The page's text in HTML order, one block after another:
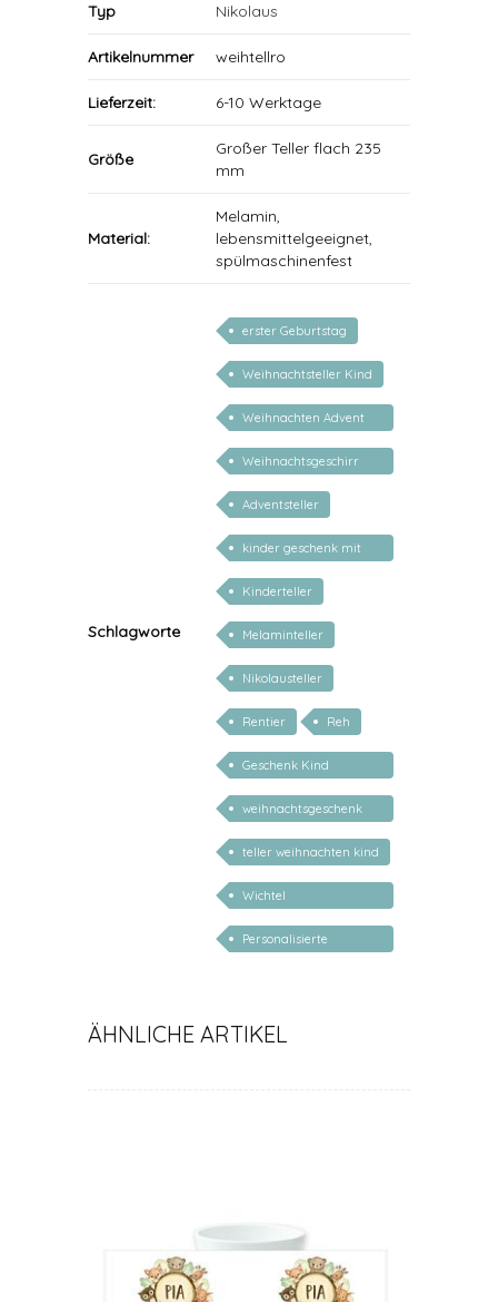
Typ Nikolaus
Artikelnummer weihtellro
Lieferzeit: 6-10 Werktage
Größe
Großer Teller flach 235
mm
Material:
Melamin,
lebensmittelgeeignet,
spülmaschinenfest
Schlagworte
erster Geburtstag
Weihnachtsteller Kind
Weihnachten Advent
Nikolaus
Weihnachtsgeschirr
Kinder
Adventsteller
kinder geschenk mit
namen
Kinderteller
Melaminteller
Nikolausteller
Rentier Reh
Geschenk Kind
Weihnachten
weihnachtsgeschenk
kind personalisiert
teller weihnachten kind
Wichtel
Weihnachtsteller
Personalisierte
ÄHNLICHE ARTIKEL